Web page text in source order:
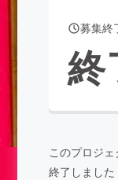
コミュニティ
募集終
終
このプロジ
終了しました